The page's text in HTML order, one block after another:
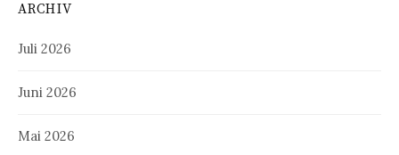
ARCHIV
Juli 2026
Juni 2026
Mai 2026